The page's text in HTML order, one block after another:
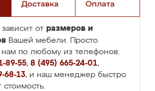
Доставка Оплата
от размеров и
Вашей мебели. Просто
нам по любому из телефонов:
89-55, 8 (495) 665-24-01,
68-13, и наш менеджер быстро
стоимость.